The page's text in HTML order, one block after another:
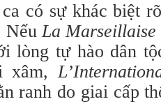
có sự khác biệt
NếuLa Marseillaise
lòng tự hào dân
xâm,
ranh do giai cấp